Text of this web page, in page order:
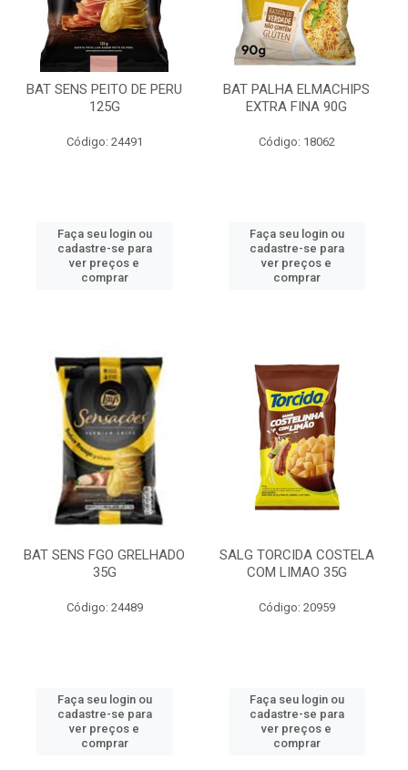
BAT SENS PEITO DE PERU
125G
Código: 24491
Faça seu login ou
cadastre-se para
ver preços e
comprar
BAT PALHA ELMACHIPS
EXTRA FINA 90G
Código: 18062
Faça seu login ou
cadastre-se para
ver preços e
comprar
BAT SENS FGO GRELHADO
35G
Código: 24489
Faça seu login ou
cadastre-se para
ver preços e
comprar
SALG TORCIDA COSTELA
COM LIMAO 35G
Código: 20959
Faça seu login ou
cadastre-se para
ver preços e
comprar